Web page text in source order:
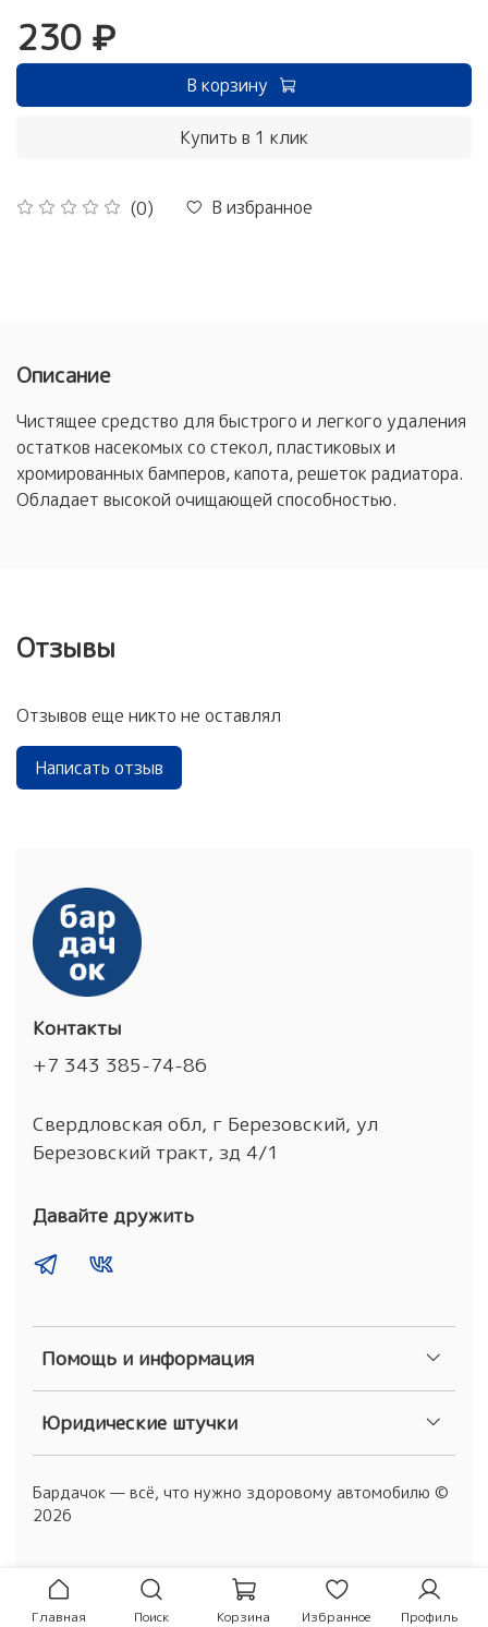
(0) В избранное
230 ₽
В корзину
Купить в 1 клик
Описание
Чистящее средство для быстрого и легкого удаления
остатков насекомых со стекол, пластиковых и
хромированных бамперов, капота, решеток радиатора.
Обладает высокой очищающей способностью.
Отзывы
Отзывов еще никто не оставлял
Написать отзыв
Помощь и информация
Юридические штучки
Контакты
+7 343 385-74-86
Свердловская обл, г Березовский, ул
Березовский тракт, зд 4/1
Давайте дружить
Бардачок — всё, что нужно здоровому автомобилю ©
2026
Главная Поиск Корзина Избранное Профиль